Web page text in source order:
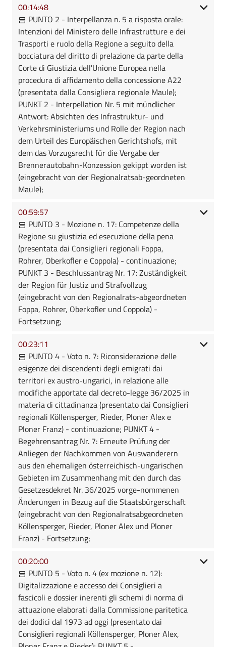
00:14:48
PUNTO 2 - Interpellanza n. 5 a risposta orale:
Intenzioni del Ministero delle Infrastrutture e dei
Trasporti e ruolo della Regione a seguito della
bocciatura del diritto di prelazione da parte della
Corte di Giustizia dell'Unione Europea nella
procedura di affidamento della concessione A22
(presentata dalla Consigliera regionale Maule);
PUNKT 2 - Interpellation Nr. 5 mit mündlicher
Antwort: Absichten des Infrastruktur- und
Verkehrsministeriums und Rolle der Region nach
dem Urteil des Europäischen Gerichtshofs, mit
dem das Vorzugsrecht für die Vergabe der
Brennerautobahn-Konzession gekippt worden ist
(eingebracht von der Regionalratsab-geordneten
Maule);
00:59:57
PUNTO 3 - Mozione n. 17: Competenze della
Regione su giustizia ed esecuzione della pena
(presentata dai Consiglieri regionali Foppa,
Rohrer, Oberkofler e Coppola) - continuazione;
PUNKT 3 - Beschlussantrag Nr. 17: Zuständigkeit
der Region für Justiz und Strafvollzug
(eingebracht von den Regionalrats-abgeordneten
Foppa, Rohrer, Oberkofler und Coppola) -
Fortsetzung;
00:23:11
PUNTO 4 - Voto n. 7: Riconsiderazione delle
esigenze dei discendenti degli emigrati dai
territori ex austro-ungarici, in relazione alle
modifiche apportate dal decreto-legge 36/2025 in
materia di cittadinanza (presentato dai Consiglieri
regionali Köllensperger, Rieder, Ploner Alex e
Ploner Franz) - continuazione; PUNKT 4 -
Begehrensantrag Nr. 7: Erneute Prüfung der
Anliegen der Nachkommen von Auswanderern
aus den ehemaligen österreichisch-ungarischen
Gebieten im Zusammenhang mit den durch das
Gesetzesdekret Nr. 36/2025 vorge-nommenen
Änderungen in Bezug auf die Staatsbürgerschaft
(eingebracht von den Regionalratsabgeordneten
Köllensperger, Rieder, Ploner Alex und Ploner
Franz) - Fortsetzung;
00:20:00
PUNTO 5 - Voto n. 4 (ex mozione n. 12):
Digitalizzazione e accesso dei Consiglieri a
fascicoli e dossier inerenti gli schemi di norma di
attuazione elaborati dalla Commissione paritetica
dei dodici dal 1973 ad oggi (presentato dai
Consiglieri regionali Köllensperger, Ploner Alex,